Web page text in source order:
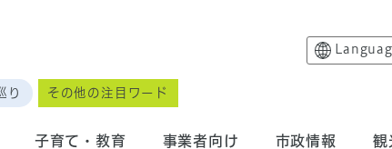
り その他の注目ワード
子育て・教育 事業者向け 市政情報 観